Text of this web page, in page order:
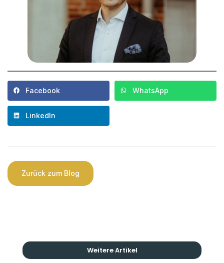
Facebook WhatsApp
LinkedIn
Zurück zum Blog
Weitere Artikel